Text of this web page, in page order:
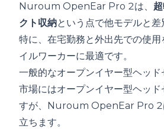
Nuroum OpenEar Pro 2は、
クト収納という点で他モデルと差
特に、在宅勤務と外出先での使
イルワーカーに最適です。
一般的なオープンイヤー型ヘッ
市場にはオープンイヤー型ヘッド
すが、Nuroum OpenEar Pro 2
立ちます。